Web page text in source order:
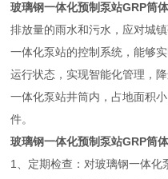
玻璃钢一体化预制泵站GRP筒
排放量的雨水和污水，应对城
一体化泵站的控制系统，能够
运行状态，实现智能化管理，
一体化泵站井筒内，占地面积
件。
玻璃钢一体化预制泵站GRP筒
1、定期检查：对玻璃钢一体化